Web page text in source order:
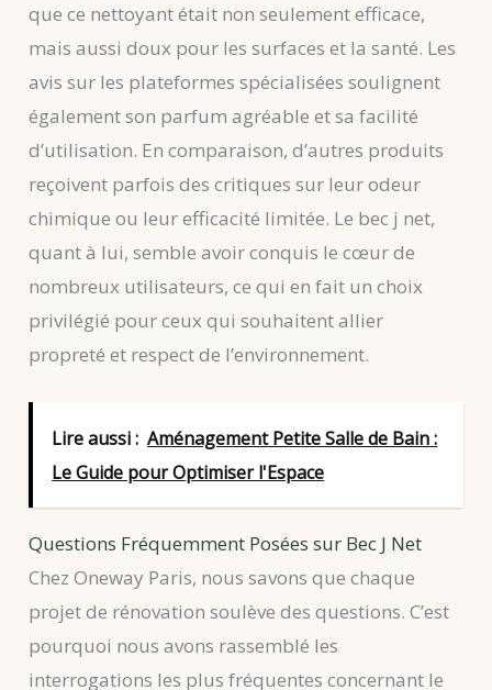
que ce nettoyant était non seulement efficace,
mais aussi doux pour les surfaces et la santé. Les
avis sur les plateformes spécialisées soulignent
également son parfum agréable et sa facilité
d’utilisation. En comparaison, d’autres produits
reçoivent parfois des critiques sur leur odeur
chimique ou leur efficacité limitée. Le bec j net,
quant à lui, semble avoir conquis le cœur de
nombreux utilisateurs, ce qui en fait un choix
privilégié pour ceux qui souhaitent allier
propreté et respect de l’environnement.
Lire aussi : Aménagement Petite Salle de Bain :
Le Guide pour Optimiser l'Espace
Questions Fréquemment Posées sur Bec J Net
Chez Oneway Paris, nous savons que chaque
projet de rénovation soulève des questions. C’est
pourquoi nous avons rassemblé les
interrogations les plus fréquentes concernant le